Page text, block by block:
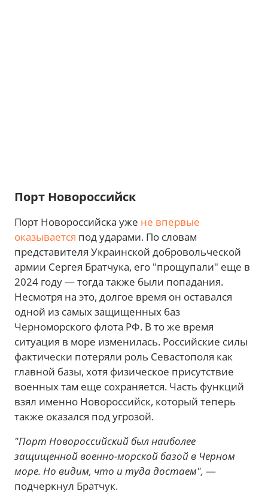
Порт Новороссийск
Порт Новороссийска уже не впервые
оказывается под ударами. По словам
представителя Украинской добровольческой
армии Сергея Братчука, его "прощупали" еще в
2024 году — тогда также были попадания.
Несмотря на это, долгое время он оставался
одной из самых защищенных баз
Черноморского флота РФ. В то же время
ситуация в море изменилась. Российские силы
фактически потеряли роль Севастополя как
главной базы, хотя физическое присутствие
военных там еще сохраняется. Часть функций
взял именно Новороссийск, который теперь
также оказался под угрозой.
"Порт Новороссийский был наиболее
защищенной военно-морской базой в Черном
море. Но видим, что и туда достаем", —
подчеркнул Братчук.